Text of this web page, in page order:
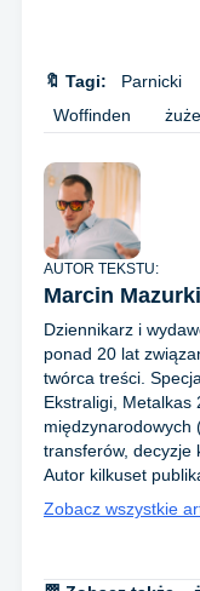
🔖 Tagi: Parnicki
Woffinden
AUTOR TEKSTU:
Marcin
Dziennikarz i
ponad 20 lat
twórca treści.
Ekstraligi, Metalkas
międzynarodowych
transferów, decyzje
Autor kilkuset
Zobacz wszystkie